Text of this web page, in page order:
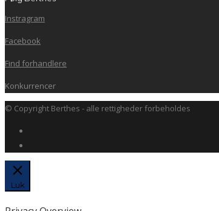
Instragram
Facebook
Find forhandlere
Konkurrencer
© Copyright Berthes - alle rettigheder forbeholdes
Luk